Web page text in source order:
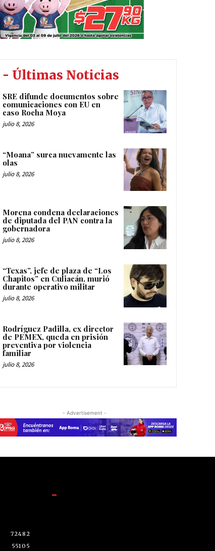
- Últimas Noticias
SRE difunde documentos sobre
comunicaciones con EU en
caso Rocha Moya
julio 8, 2026
“Moana” surca nuevamente las
olas
julio 8, 2026
Morena condena declaraciones
de diputada del PAN contra la
gobernadora
julio 8, 2026
“Texas”, jefe de plaza de “Los
Chapitos” en Culiacán, murió
durante operativo militar
julio 8, 2026
Rodríguez Padilla, ex director
de PEMEX, queda en prisión
preventiva por violencia
familiar
julio 8, 2026
- Advertisement -
72482
55105
-